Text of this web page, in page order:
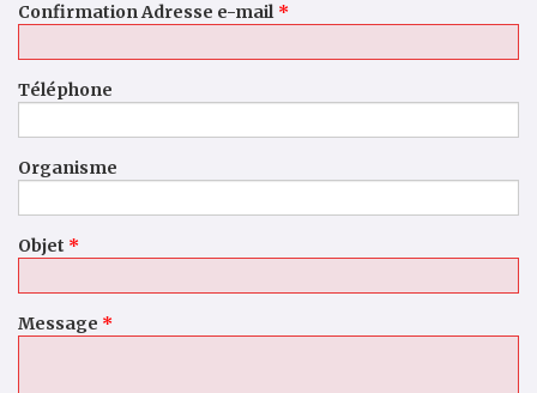
Confirmation Adresse e-mail *
Téléphone
Organisme
Objet *
Message *